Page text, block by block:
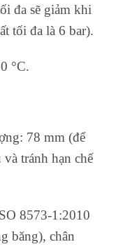
đa sẽ giảm khi
tối đa là 6 bar).
°C.
78 mm (để
tránh hạn chế
8573-1:2010
băng), chân